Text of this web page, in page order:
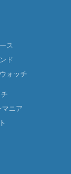
ス
ド
ォッチ
ニア